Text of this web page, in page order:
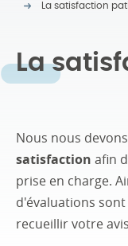
La satisfaction
La
Nous nous
satisfaction afin
prise en charge.
d'évaluations
recueillir votre